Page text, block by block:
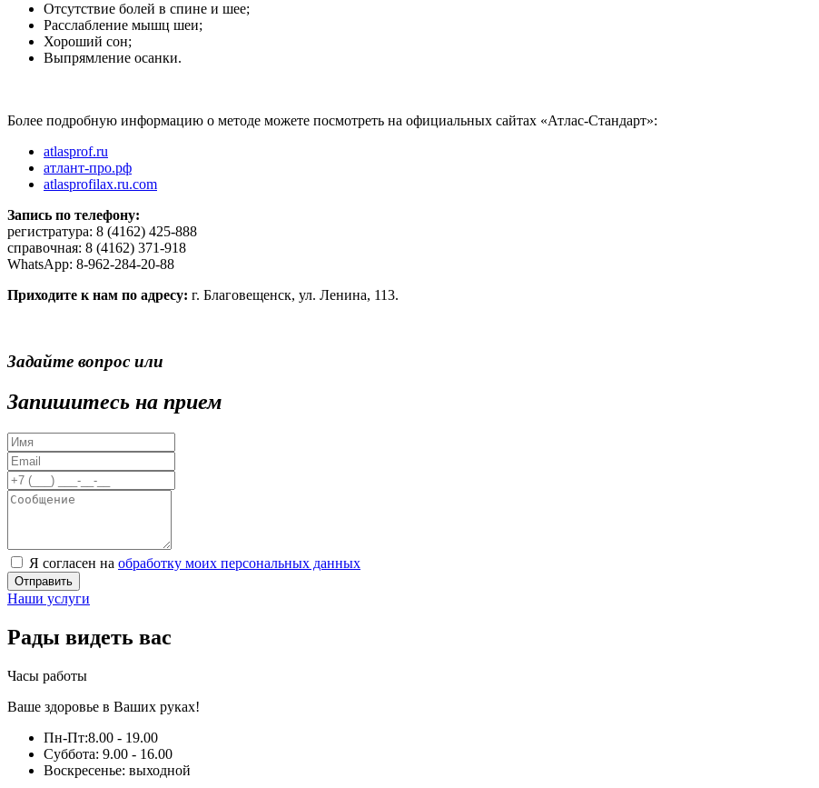
Отсутствие болей в спине и шее;
Расслабление мышц шеи;
Хороший сон;
Выпрямление осанки.
Более подробную информацию о методе можете посмотреть на официальных сайтах «Атлас-Стандарт»:
atlasprof.ru
атлант-про.рф
atlasprofilax.ru.com
Запись по телефону:
регистратура: 8 (4162) 425-888
справочная: 8 (4162) 371-918
WhatsApp: 8-962-284-20-88
Приходите к нам по адресу: г. Благовещенск, ул. Ленина, 113.
Задайте вопрос или
Запишитесь на прием
Я согласен на обработку моих персональных данных
Отправить
Наши услуги
Рады видеть вас
Часы работы
Ваше здоровье в Ваших руках!
Пн-Пт:8.00 - 19.00
Суббота: 9.00 - 16.00
Воскресенье: выходной